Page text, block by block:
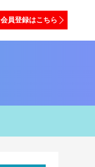
会員登録はこちら